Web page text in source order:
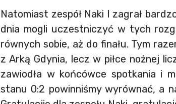
Natomiast zespół Naki I zagrał
dnia mogli uczestniczyć w tych
równych sobie, aż do finału. Tym
z Arką Gdynia, lecz w piłce nożnej
zawiodła w końcówce spotkania i
stanu 0:2 powinniśmy wyrównać, a